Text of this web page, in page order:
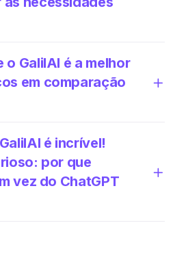
o GalilAI é a melhor
em comparação
é incrível!
por que
vez do ChatGPT